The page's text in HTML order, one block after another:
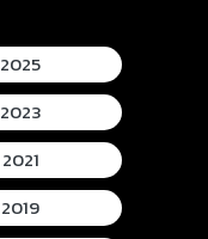
2025
2023
2021
2019